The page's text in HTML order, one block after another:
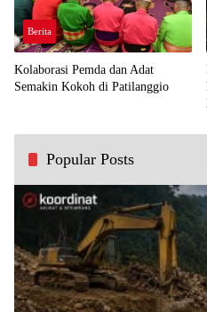
Berita
Kolaborasi Pemda dan Adat
Semakin Kokoh di Patilanggio
Popular Posts